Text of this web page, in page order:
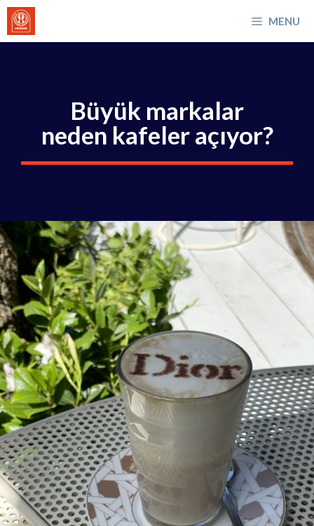
İçeriğe
atla
MENU
Büyük markalar
neden kafeler açıyor?